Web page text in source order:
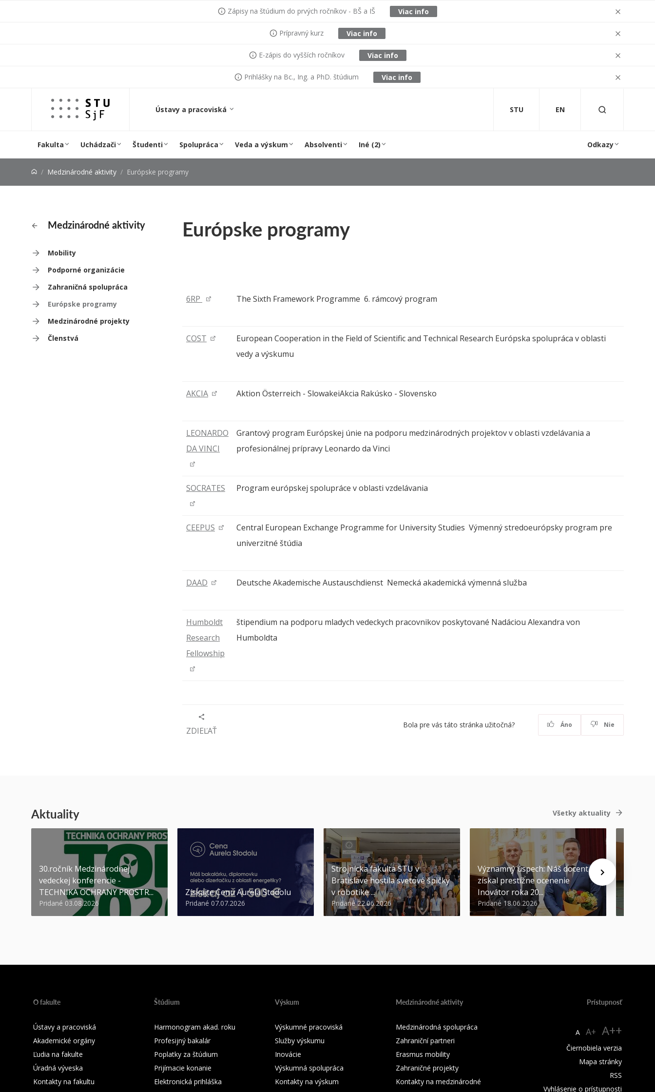
Zápisy na štúdium do prvých ročníkov - BŠ a IŠ Viac info
Prípravný kurz Viac info
E-zápis do vyšších ročníkov Viac info
Prihlášky na Bc., Ing. a PhD. štúdium Viac info
Ústavy a pracoviská STU EN
Fakulta Uchádzači Študenti Spolupráca Veda a výskum Absolventi Iné (2) Odkazy
Medzinárodné aktivity Európske programy
Medzinárodné aktivity
Mobility
Podporné organizácie
Zahraničná spolupráca
Európske programy
Medzinárodné projekty
Členstvá
Európske programy
6RP The Sixth Framework Programme 6. rámcový program
COST
European Cooperation in the Field of Scientific and Technical Research Európska spolupráca v oblasti
vedy a výskumu
AKCIA Aktion Österreich - SlowakeiAkcia Rakúsko - Slovensko
LEONARDO
DA VINCI
Grantový program Európskej únie na podporu medzinárodných projektov v oblasti vzdelávania a
profesionálnej prípravy Leonardo da Vinci
SOCRATES Program európskej spolupráce v oblasti vzdelávania
CEEPUS
Central European Exchange Programme for University Studies Výmenný stredoeurópsky program pre
univerzitné štúdia
DAAD Deutsche Akademische Austauschdienst Nemecká akademická výmenná služba
Humboldt
Research
Fellowship
štipendium na podporu mladych vedeckych pracovnikov poskytované Nadáciou Alexandra von
Humboldta
ZDIEĽAŤ
Bola pre vás táto stránka užitočná? Áno Nie
Aktuality Všetky aktuality
30.ročník Medzinárodnej
vedeckej konferencie -
TECHNIKA OCHRANY PROSTR...
Pridané 03.08.2026
Získajte Cenu Aurela Stodolu
Pridané 07.07.2026
Strojnícka fakulta STU v
Bratislave hostila svetové špičky
v robotike ...
Pridané 22.06.2026
Významný úspech: Náš docent
získal prestížne ocenenie
Inovátor roka 20...
Pridané 18.06.2026
O fakulte
Ústavy a pracoviská
Akademické orgány
Ľudia na fakulte
Úradná výveska
Kontakty na fakultu
Štúdium
Harmonogram akad. roku
Profesijný bakalár
Poplatky za štúdium
Prijímacie konanie
Elektronická prihláška
Výskum
Výskumné pracoviská
Služby výskumu
Inovácie
Výskumná spolupráca
Kontakty na výskum
Medzinárodné aktivity
Medzinárodná spolupráca
Zahraniční partneri
Erasmus mobility
Zahraničné projekty
Kontakty na medzinárodné
Prístupnosť
A A+ A++
Čiernobiela verzia
Mapa stránky
RSS
Vyhlásenie o prístupnosti